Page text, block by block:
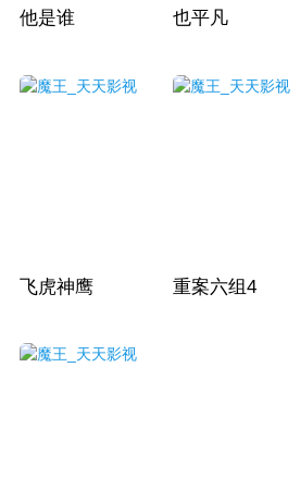
他是谁 也平凡
飞虎神鹰 重案六组4